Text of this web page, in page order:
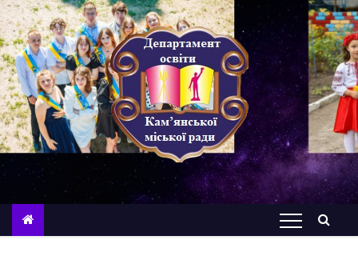
П
е
р
е
й
т
и
д
м